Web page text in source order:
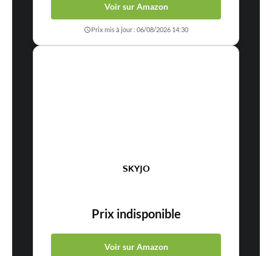
Voir sur Amazon
Prix mis à jour : 06/08/2026 14:30
SKYJO
Prix indisponible
Voir sur Amazon